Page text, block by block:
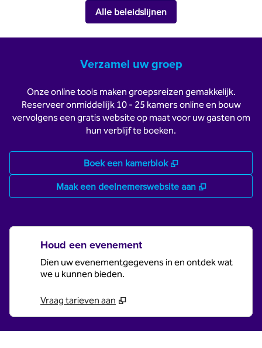
Alle beleidslijnen
Verzamel uw groep
Onze online tools maken groepsreizen gemakkelijk.
Reserveer onmiddellijk 10 - 25 kamers online en bouw
vervolgens een gratis website op maat voor uw gasten om
hun verblijf te boeken.
Boek een kamerblok ,
Maak een deelnemerswebsite aan
,
Houd een evenement
Dien uw evenementgegevens in en ontdek wat
we u kunnen bieden.
Vraag tarieven aan